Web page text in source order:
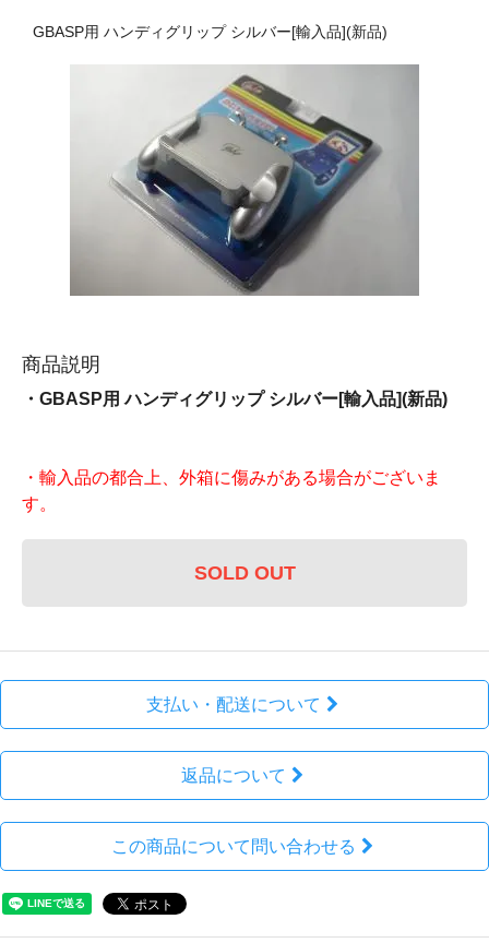
GBASP用 ハンディグリップ シルバー[輸入品](新品)
商品説明
・GBASP用 ハンディグリップ シルバー[輸入品](新品)
・輸入品の都合上、外箱に傷みがある場合がございま
す。
SOLD OUT
支払い・配送について
返品について
この商品について問い合わせる